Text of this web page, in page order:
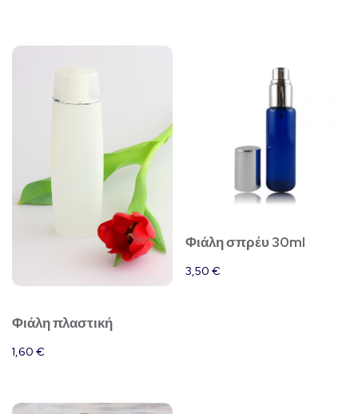
Φιάλη πλαστική
1,60 €
Φιάλη σπρέυ 30ml
3,50€